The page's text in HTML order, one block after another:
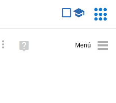
Búsqueda avanzada
Ayuda
(en